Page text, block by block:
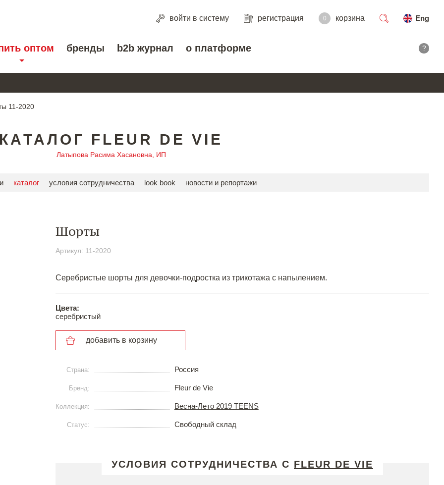
войти в систему регистрация 0 корзина
Eng
оптом бренды b2b журнал о платформе ?
11-2020
КАТАЛОГ FLEUR DE VIE
Латыпова Расима Хасановна, ИП
каталог условия сотрудничества look book новости и репортажи
Шорты
Артикул: 11-2020
Серебристые шорты для девочки-подростка из трикотажа с напылением.
Цвета:
серебристый
добавить в корзину
Страна: Россия
Бренд: Fleur de Vie
Коллекция: Весна-Лето 2019 TEENS
Статус: Свободный склад
УСЛОВИЯ СОТРУДНИЧЕСТВА С FLEUR DE VIE